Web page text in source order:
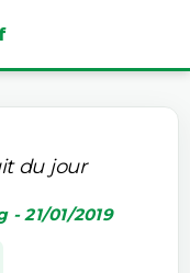
du jour
- 21/01/2019